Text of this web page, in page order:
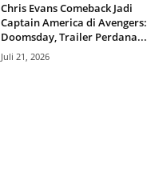
Chris Evans Comeback Jadi
Captain America di Avengers:
Doomsday, Trailer Perdana...
Juli 21, 2026